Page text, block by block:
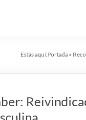
Estás aquí:Portada »